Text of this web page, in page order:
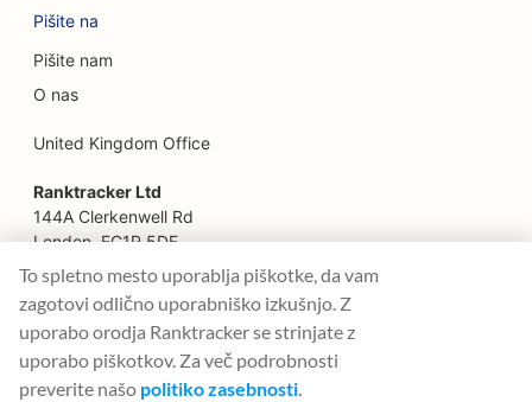
SEO za fine dining restavracije
SEO za restavracije s hitro prehrano
SEO za cvetličarje
SEO za živilske dvorane
SEO za tovornjake s hrano
SEO za francoske slaščičarne
SEO za prodajalne zamrznjenega jogurta
Pišite na
Pišite nam
O nas
United Kingdom Office
Ranktracker Ltd
144A Clerkenwell Rd
London, EC1R 5DF
Company No: 08820809
felix@ranktracker.com
2015 -2026© Ranktracker. All Rights Reserved.
To spletno mesto uporablja piškotke, da vam
zagotovi odlično uporabniško izkušnjo. Z
uporabo orodja Ranktracker se strinjate z
uporabo piškotkov. Za več podrobnosti
preverite našo politiko zasebnosti.